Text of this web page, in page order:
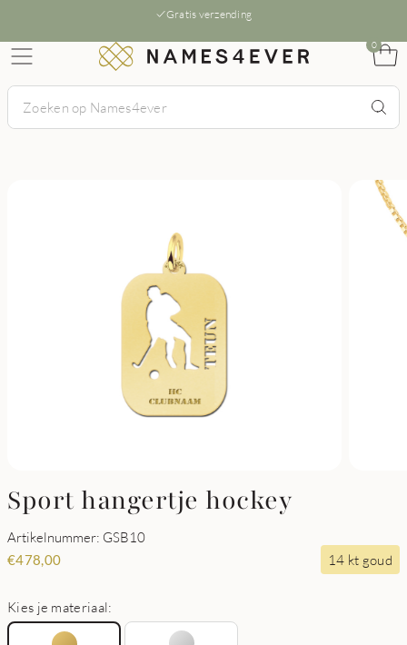
Gratis verzending
0
Sport hangertje hockey
Artikelnummer: GSB10
€478,00 14 kt goud
Kies je materiaal: